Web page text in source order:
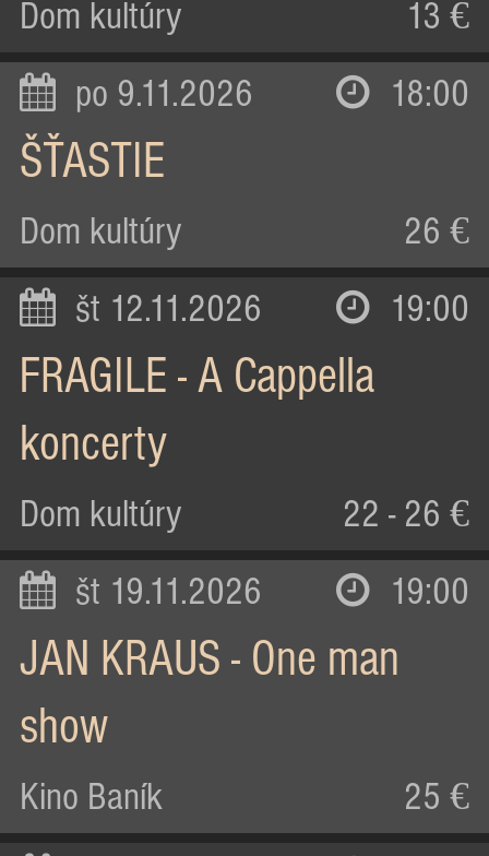
Dom kultúry 13 €
po 9.11.2026 18:00
ŠŤASTIE
Dom kultúry 26 €
št 12.11.2026 19:00
FRAGILE - A Cappella
koncerty
Dom kultúry 22 - 26 €
št 19.11.2026 19:00
JAN KRAUS - One man
show
Kino Baník 25 €